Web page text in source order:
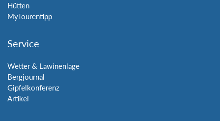
Hütten
MyTourentipp
Service
Wetter & Lawinenlage
Bergjournal
Gipfelkonferenz
Artikel